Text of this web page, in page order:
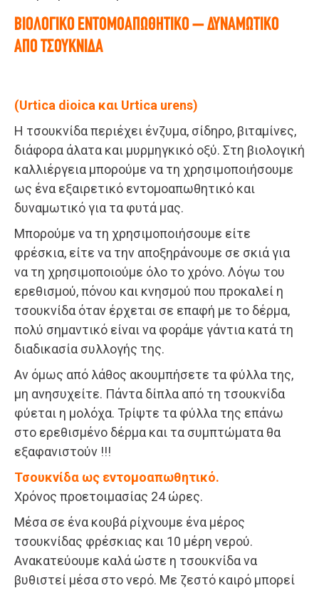
ΒΙΟΛΟΓΙΚΟ ΕΝΤΟΜΟΑΠΩΘΗΤΙΚΟ – ΔΥΝΑΜΩΤΙΚΟ
ΑΠΟ ΤΣΟΥΚΝΙΔΑ
(Urtica dioica και Urtica urens)
Η τσουκνίδα περιέχει ένζυμα, σίδηρο, βιταμίνες,
διάφορα άλατα και μυρμηγκικό οξύ. Στη βιολογική
καλλιέργεια μπορούμε να τη χρησιμοποιήσουμε
ως ένα εξαιρετικό εντομοαπωθητικό και
δυναμωτικό για τα φυτά μας.
Μπορούμε να τη χρησιμοποιήσουμε είτε
φρέσκια, είτε να την αποξηράνουμε σε σκιά για
να τη χρησιμοποιούμε όλο το χρόνο. Λόγω του
ερεθισμού, πόνου και κνησμού που προκαλεί η
τσουκνίδα όταν έρχεται σε επαφή με το δέρμα,
πολύ σημαντικό είναι να φοράμε γάντια κατά τη
διαδικασία συλλογής της.
Αν όμως από λάθος ακουμπήσετε τα φύλλα της,
μη ανησυχείτε. Πάντα δίπλα από τη τσουκνίδα
φύεται η μολόχα. Τρίψτε τα φύλλα της επάνω
στο ερεθισμένο δέρμα και τα συμπτώματα θα
εξαφανιστούν !!!
Τσουκνίδα ως εντομοαπωθητικό.
Χρόνος προετοιμασίας 24 ώρες.
Μέσα σε ένα κουβά ρίχνουμε ένα μέρος
τσουκνίδας φρέσκιας και 10 μέρη νερού.
Ανακατεύουμε καλά ώστε η τσουκνίδα να
βυθιστεί μέσα στο νερό. Με ζεστό καιρό μπορεί